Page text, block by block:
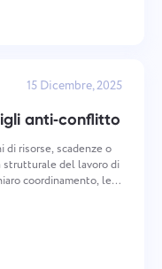
15 Dicembre, 2025
anti‑conflitto
di risorse, scadenze o
strutturale del lavoro di
coordinamento, le